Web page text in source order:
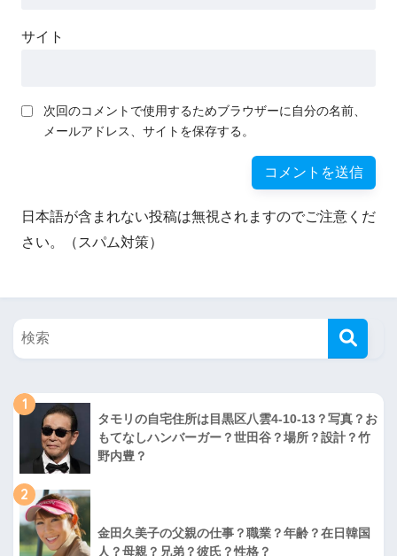
サイト
次回のコメントで使用するためブラウザーに自分の名前、
メールアドレス、サイトを保存する。
日本語が含まれない投稿は無視されますのでご注意くだ
さい。（スパム対策）
1
タモリの自宅住所は目黒区八雲4-10-13？写真？お
もてなしハンバーガー？世田谷？場所？設計？竹
野内豊？
2
金田久美子の父親の仕事？職業？年齢？在日韓国
人？母親？兄弟？彼氏？性格？